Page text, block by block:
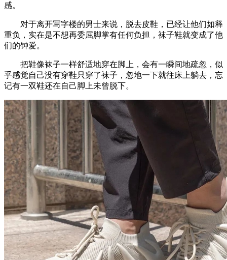
感。
对于离开写字楼的男士来说，脱去皮鞋，已经让他们如释
重负，实在是不想再委屈脚掌有任何负担，袜子鞋就变成了他
们的钟爱。
把鞋像袜子一样舒适地穿在脚上，会有一瞬间地疏忽，似
乎感觉自己没有穿鞋只穿了袜子，忽地一下就往床上躺去，忘
记有一双鞋还在自己脚上未曾脱下。